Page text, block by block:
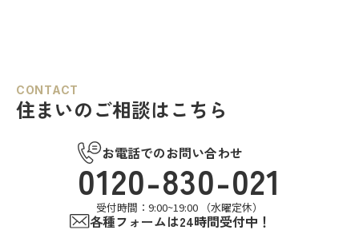
CONTACT
住まいのご相談はこちら
お電話でのお問い合わせ
0120-830-021
受付時間：9:00~19:00 （水曜定休）
各種フォームは24時間受付中！